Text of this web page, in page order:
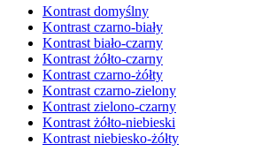
Kontrast domyślny
Kontrast czarno-biały
Kontrast biało-czarny
Kontrast żółto-czarny
Kontrast czarno-żółty
Kontrast czarno-zielony
Kontrast zielono-czarny
Kontrast żółto-niebieski
Kontrast niebiesko-żółty